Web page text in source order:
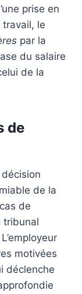
prise en
travail, le
par la
du salaire
de la
de
de la
de
tribunal
motivées
déclenche